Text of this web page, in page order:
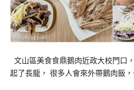
文山區美食食鼎鵝肉近政大校門口
起了長龍， 很多人會來外帶鵝肉飯